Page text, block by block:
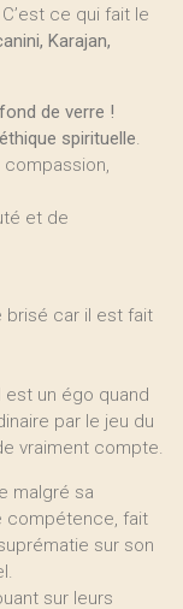
ce qui fait le
Karajan,
de verre !
spirituelle.
et de
brisé car il est fait
est un égo quand
par le jeu du
vraiment compte.
malgré sa
compétence, fait
sur son
sur leurs